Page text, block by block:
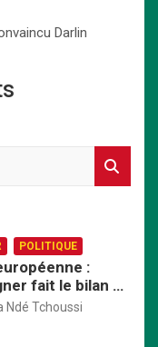
Darlin
POLITIQUE
:
fait le bilan de
départ
Ndé Tchoussi